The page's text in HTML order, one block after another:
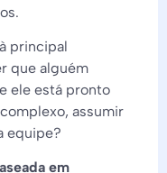
principal
que alguém
ele está pronto
assumir
equipe?
em